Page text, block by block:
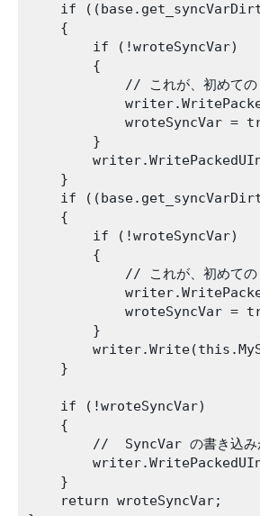
if
    {
        if (!wroteSyncVar)
        {
// これが、初めての
wroteSyncVar =
        }
    }
if
    {
        if (!wroteSyncVar)
        {
// これが、初めての
wroteSyncVar =
        }
    }
    if (!wroteSyncVar)
    {
//  SyncVar の書き込み
    }
    return wroteSyncVar;